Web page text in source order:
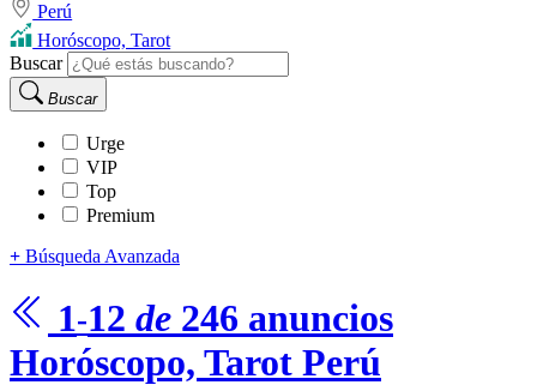
Perú
Horóscopo, Tarot
Buscar
Buscar
Urge
VIP
Top
Premium
+ Búsqueda Avanzada
1-12 de 246 anuncios
Horóscopo, Tarot Perú